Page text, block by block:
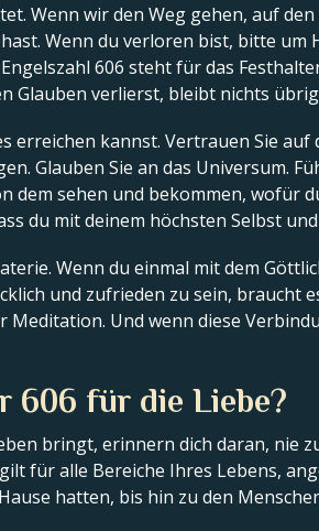
Wenn wir den Weg gehen, auf
Wenn du verloren bist, bitte um
606 steht für das
Glauben verlierst, bleibt nichts
erreichen kannst. Vertrauen Sie
Glauben Sie an das Universum.
dem sehen und bekommen, wofür
du mit deinem höchsten Selbst
Wenn du einmal mit dem
und zufrieden zu sein, braucht
Meditation. Und wenn diese
606 für die Liebe?
bringt, erinnern dich daran, nie
für alle Bereiche Ihres Lebens,
hatten, bis hin zu den